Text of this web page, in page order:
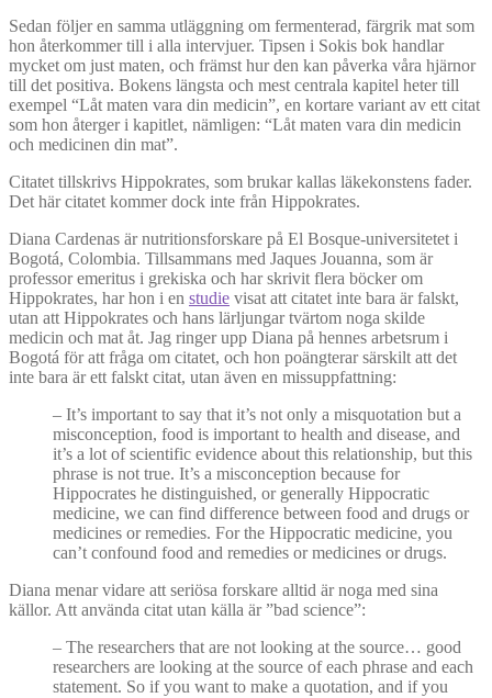
Sedan följer en samma utläggning om fermenterad, färgrik mat som
hon återkommer till i alla intervjuer. Tipsen i Sokis bok handlar
mycket om just maten, och främst hur den kan påverka våra hjärnor
till det positiva. Bokens längsta och mest centrala kapitel heter till
exempel “Låt maten vara din medicin”, en kortare variant av ett citat
som hon återger i kapitlet, nämligen: “Låt maten vara din medicin
och medicinen din mat”.
Citatet tillskrivs Hippokrates, som brukar kallas läkekonstens fader.
Det här citatet kommer dock inte från Hippokrates.
Diana Cardenas är nutritionsforskare på El Bosque-universitetet i
Bogotá, Colombia. Tillsammans med Jaques Jouanna, som är
professor emeritus i grekiska och har skrivit flera böcker om
Hippokrates, har hon i en studie visat att citatet inte bara är falskt,
utan att Hippokrates och hans lärljungar tvärtom noga skilde
medicin och mat åt. Jag ringer upp Diana på hennes arbetsrum i
Bogotá för att fråga om citatet, och hon poängterar särskilt att det
inte bara är ett falskt citat, utan även en missuppfattning:
– It’s important to say that it’s not only a misquotation but a
misconception, food is important to health and disease, and
it’s a lot of scientific evidence about this relationship, but this
phrase is not true. It’s a misconception because for
Hippocrates he distinguished, or generally Hippocratic
medicine, we can find difference between food and drugs or
medicines or remedies. For the Hippocratic medicine, you
can’t confound food and remedies or medicines or drugs.
Diana menar vidare att seriösa forskare alltid är noga med sina
källor. Att använda citat utan källa är ”bad science”:
– The researchers that are not looking at the source… good
researchers are looking at the source of each phrase and each
statement. So if you want to make a quotation, and if you